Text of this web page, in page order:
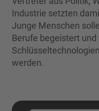
Industrie setzten
Junge Menschen
Berufe begeistert und
werden.